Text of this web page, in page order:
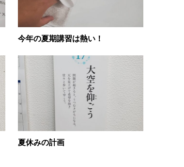
今年の夏期講習は熱い！
夏休みの計画